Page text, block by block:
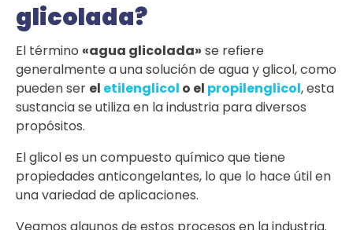
glicolada?
El término «agua glicolada» se refiere
generalmente a una solución de agua y glicol, como
pueden ser el etilenglicol o el propilenglicol, esta
sustancia se utiliza en la industria para diversos
propósitos.
El glicol es un compuesto químico que tiene
propiedades anticongelantes, lo que lo hace útil en
una variedad de aplicaciones.